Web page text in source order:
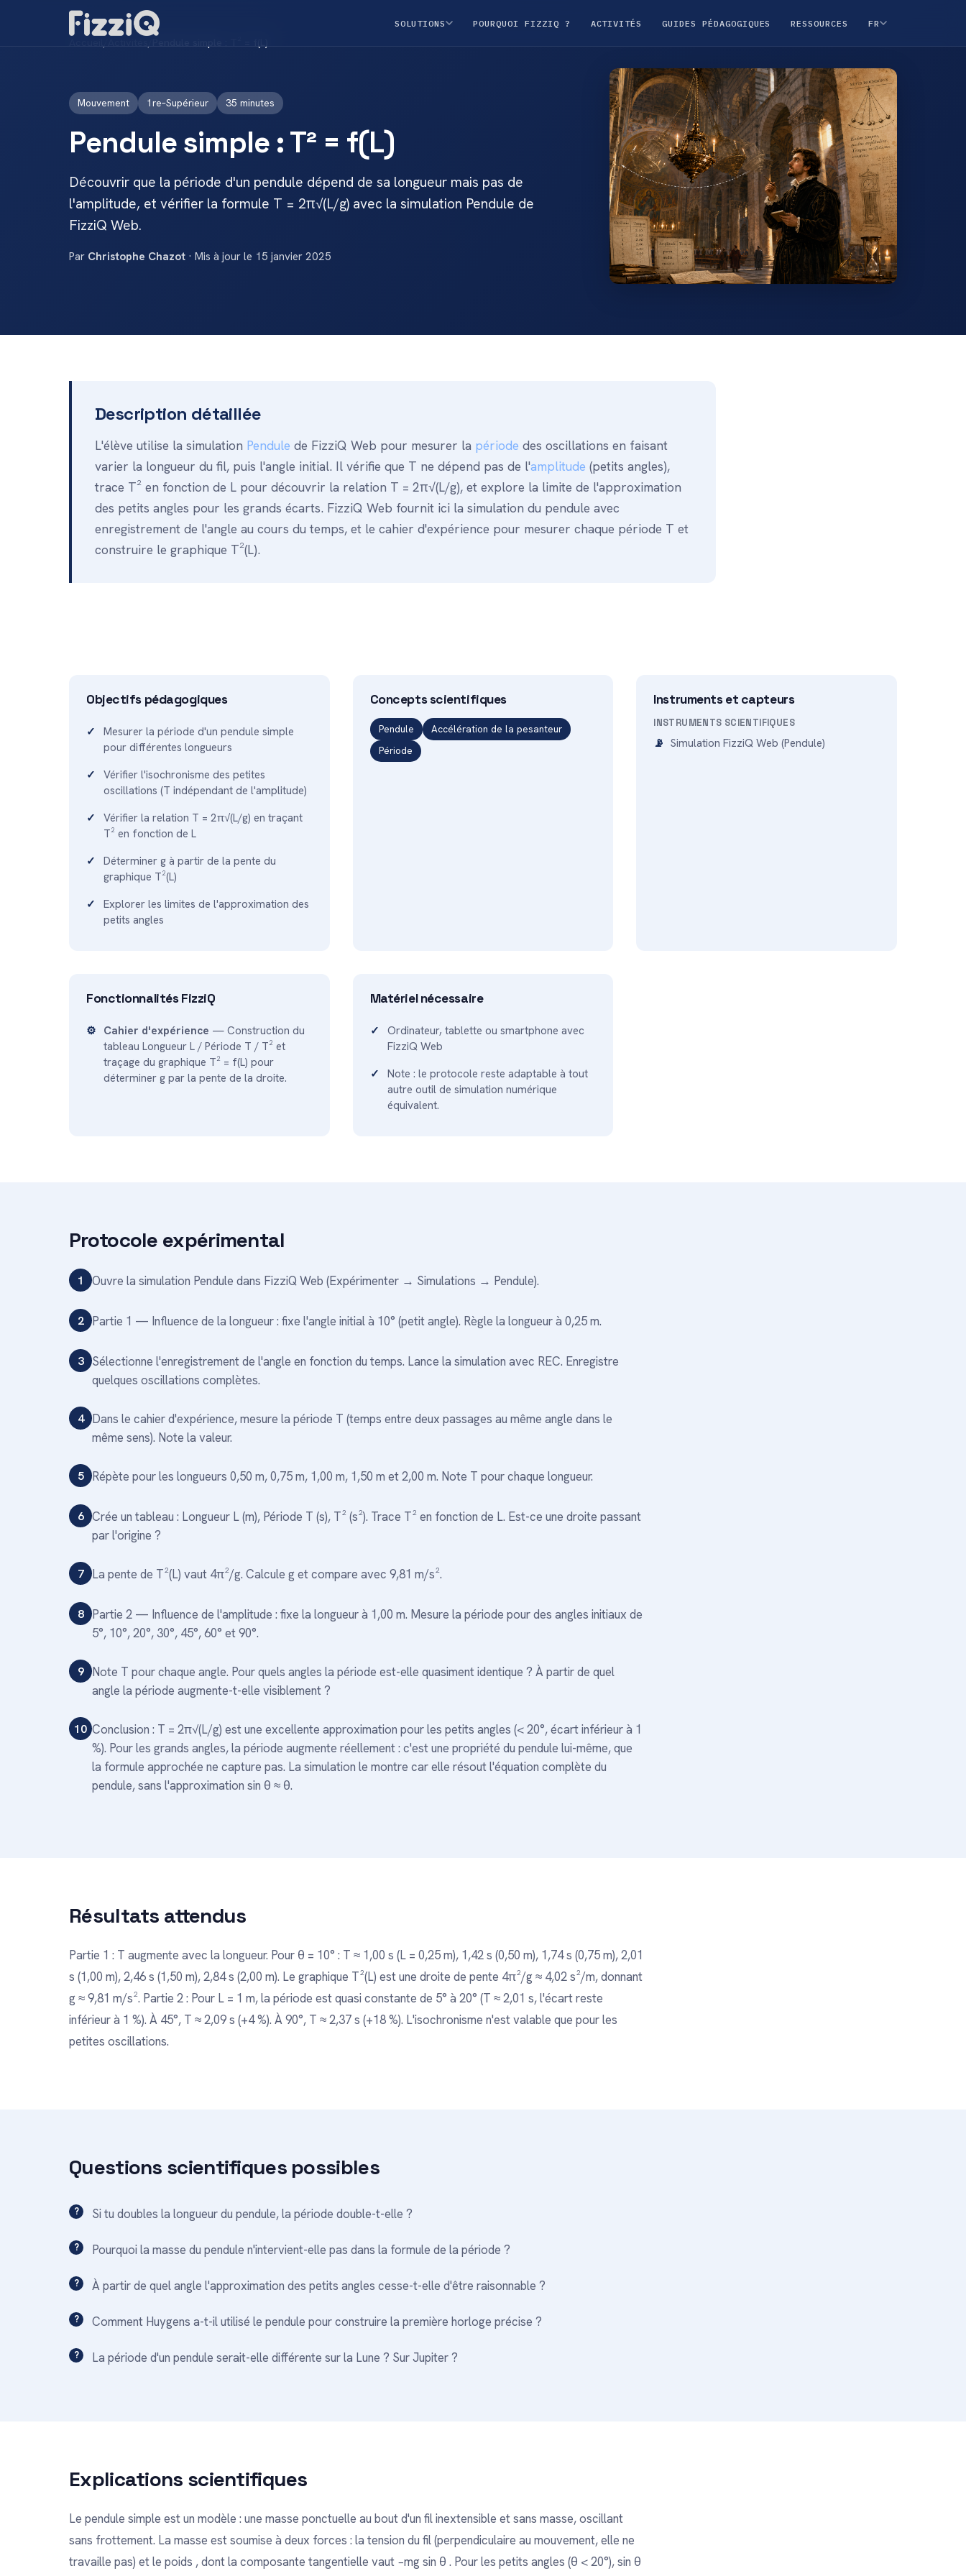
SOLUTIONS POURQUOI FIZZIQ ? ACTIVITÉS GUIDES PÉDAGOGIQUES RESSOURCES FR
Mouvement 1re–Supérieur 35 minutes
Pendule simple : T² = f(L)
Découvrir que la période d'un pendule dépend de sa longueur mais pas de
l'amplitude, et vérifier la formule T = 2π√(L/g) avec la simulation Pendule de
FizziQ Web.
Par Christophe Chazot · Mis à jour le 15 janvier 2025
Description détaillée
L'élève utilise la simulation Pendule de FizziQ Web pour mesurer la période des oscillations en faisant
varier la longueur du fil, puis l'angle initial. Il vérifie que T ne dépend pas de l'amplitude (petits angles),
trace T² en fonction de L pour découvrir la relation T = 2π√(L/g), et explore la limite de l'approximation
des petits angles pour les grands écarts. FizziQ Web fournit ici la simulation du pendule avec
enregistrement de l'angle au cours du temps, et le cahier d'expérience pour mesurer chaque période T et
construire le graphique T²(L).
Objectifs pédagogiques
Mesurer la période d'un pendule simple
pour différentes longueurs
Vérifier l'isochronisme des petites
oscillations (T indépendant de l'amplitude)
Vérifier la relation T = 2π√(L/g) en traçant
T² en fonction de L
Déterminer g à partir de la pente du
graphique T²(L)
Explorer les limites de l'approximation des
petits angles
Concepts scientifiques
Pendule
Accélération de la pesanteur
Période
Instruments et capteurs
INSTRUMENTS SCIENTIFIQUES
Simulation FizziQ Web (Pendule)
Fonctionnalités FizziQ
Cahier d'expérience — Construction du
tableau Longueur L / Période T / T² et
traçage du graphique T² = f(L) pour
déterminer g par la pente de la droite.
Matériel nécessaire
Ordinateur, tablette ou smartphone avec
FizziQ Web
Note : le protocole reste adaptable à tout
autre outil de simulation numérique
équivalent.
Protocole expérimental
1 Ouvre la simulation Pendule dans FizziQ Web (Expérimenter → Simulations → Pendule).
2 Partie 1 — Influence de la longueur : fixe l'angle initial à 10° (petit angle). Règle la longueur à 0,25 m.
3 Sélectionne l'enregistrement de l'angle en fonction du temps. Lance la simulation avec REC. Enregistre
quelques oscillations complètes.
4 Dans le cahier d'expérience, mesure la période T (temps entre deux passages au même angle dans le
même sens). Note la valeur.
5 Répète pour les longueurs 0,50 m, 0,75 m, 1,00 m, 1,50 m et 2,00 m. Note T pour chaque longueur.
6 Crée un tableau : Longueur L (m), Période T (s), T² (s²). Trace T² en fonction de L. Est-ce une droite passant
par l'origine ?
7 La pente de T²(L) vaut 4π²/g. Calcule g et compare avec 9,81 m/s².
8 Partie 2 — Influence de l'amplitude : fixe la longueur à 1,00 m. Mesure la période pour des angles initiaux de
5°, 10°, 20°, 30°, 45°, 60° et 90°.
9 Note T pour chaque angle. Pour quels angles la période est-elle quasiment identique ? À partir de quel
angle la période augmente-t-elle visiblement ?
10 Conclusion : T = 2π√(L/g) est une excellente approximation pour les petits angles (< 20°, écart inférieur à 1
%). Pour les grands angles, la période augmente réellement : c'est une propriété du pendule lui-même, que
la formule approchée ne capture pas. La simulation le montre car elle résout l'équation complète du
pendule, sans l'approximation sin θ ≈ θ.
Résultats attendus
Partie 1 : T augmente avec la longueur. Pour θ = 10° : T ≈ 1,00 s (L = 0,25 m), 1,42 s (0,50 m), 1,74 s (0,75 m), 2,01
s (1,00 m), 2,46 s (1,50 m), 2,84 s (2,00 m). Le graphique T²(L) est une droite de pente 4π²/g ≈ 4,02 s²/m, donnant
g ≈ 9,81 m/s². Partie 2 : Pour L = 1 m, la période est quasi constante de 5° à 20° (T ≈ 2,01 s, l'écart reste
inférieur à 1 %). À 45°, T ≈ 2,09 s (+4 %). À 90°, T ≈ 2,37 s (+18 %). L'isochronisme n'est valable que pour les
petites oscillations.
Questions scientifiques possibles
Si tu doubles la longueur du pendule, la période double-t-elle ?
Pourquoi la masse du pendule n'intervient-elle pas dans la formule de la période ?
À partir de quel angle l'approximation des petits angles cesse-t-elle d'être raisonnable ?
Comment Huygens a-t-il utilisé le pendule pour construire la première horloge précise ?
La période d'un pendule serait-elle différente sur la Lune ? Sur Jupiter ?
Explications scientifiques
Le pendule simple est un modèle : une masse ponctuelle au bout d'un fil inextensible et sans masse, oscillant
sans frottement. La masse est soumise à deux forces : la tension du fil (perpendiculaire au mouvement, elle ne
travaille pas) et le poids , dont la composante tangentielle vaut −mg sin θ . Pour les petits angles (θ < 20°), sin θ